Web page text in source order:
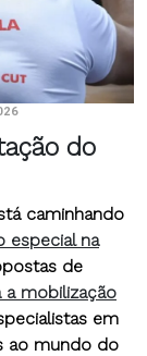
do
caminhando
especial na
de
a mobilização
em
ao mundo do